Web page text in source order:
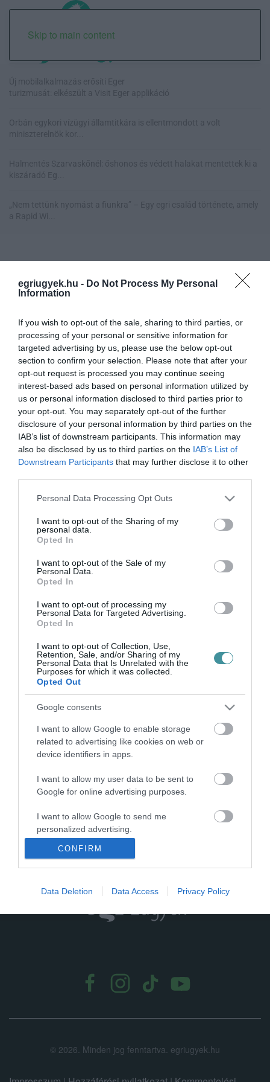
egriugyek.hu - Do Not Process My Personal
Information
If you wish to opt-out of the sale, sharing to third parties, or
processing of your personal or sensitive information for
targeted advertising by us, please use the below opt-out
section to confirm your selection. Please note that after your
opt-out request is processed you may continue seeing
interest-based ads based on personal information utilized by
us or personal information disclosed to third parties prior to
your opt-out. You may separately opt-out of the further
disclosure of your personal information by third parties on the
IAB’s list of downstream participants. This information may
also be disclosed by us to third parties on the IAB’s List of
Downstream Participants that may further disclose it to other
Please note that this website/app uses one or more Google
not limited to your visit or usage behaviour. You may click to
grant or deny consent to Google and its third-party tags to
use your data for below specified purposes in below Google
consent section.
Personal Data Processing Opt Outs
I want to opt-out of the Sharing of my
personal data.
Opted In
I want to opt-out of the Sale of my
Personal Data.
Opted In
I want to opt-out of processing my
Personal Data for Targeted Advertising.
Opted In
I want to opt-out of Collection, Use,
Retention, Sale, and/or Sharing of my
Personal Data that Is Unrelated with the
Purposes for which it was collected.
Opted Out
Google consents
I want to allow Google to enable storage
related to advertising like cookies on web or
device identifiers in apps.
I want to allow my user data to be sent to
Google for online advertising purposes.
I want to allow Google to send me
personalized advertising.
I want to allow Google to enable storage
related to analytics like cookies on web or
related to functionality of the website or app.
I want to allow Google to enable storage
related to security, including authentication
user protection.
CONFIRM
Data Deletion Data Access Privacy Policy
Skip to main content
Új mobilalkalmazás erősíti Eger
turizmusát: elkészült a Visit Eger applikáció
Orbán egykori vízügyi államtitkára is ellentmondott a volt
miniszterelnök kor...
Halmentés Szarvaskőnél: őshonos és védett halakat mentettek ki a
kiszáradó Eg...
„Nem tettünk nyomást a fiunkra” – Egy egri család története, amely
a Rapid Wi...
hotel flóra
TITOK, HOGY KI ÚJÍTJA FEL MÉSZÁROS LŐRINC EGRI
SZÁLLODÁJÁT A KÖZPÉNZMILLIÁRDOKBÓL
2021. május 07 |Eger ügye
Összesen 17,7 milliárd forintból újíthatja fel 14 vidéki szállodáját a
Mészáros Lőrinc érdekeltségébe tartozó Hunguest Hotels Zrt. A
cég a Magyar Turisztikai Ügynökség Kisfaludy-programjában ny...
MÉSZÁROS LŐRINC TÖBB ÁLLAMI PÉNZT KAPOTT AZ EGRI
HOTELJÜK FELÚJÍTÁSÁRA, MINT AZ EGRI ÖNKORMÁNYZAT A
DRASZTIKUS ADÓELVONÁSOK UTÁN
2021. május 08|Eger ügye
Ahogy azt mi is közöltük, a járvány kitörése óta a kormány olyan
veszélyeztette. Gépjá...
KÓSA LAJOSNAK EZ JUTOTT ESZÉBE ARRÓL, HOGY MÉSZÁROS
EGRI HOTELJE 2,8 MILLIÁRDOT, MÍG EGER 825 MILLIÓS ÁLLAMI
2021. május 11|Eger ügye
Ahogy arról korábban beszámoltunk, Mészáros Lőrinc cége 2,8
felújítására, miközben a járvány által sújtott város önkormányzata
és a lak...
ÚJ FÁKAT TELEPÍT EGERBEN A HUNGUEST HOTELS
2025. január 13| Csarnó Ákos |Eger ügye
A Hunguest Flóra évekig tartó, átfogó rekonstrukció és fejlesztés
után kívül-belül megújulva nyitotta meg ismét kapuit 2024
környezetére is kiterj...
EGER LEGENDÁS SZÁLLODÁJA MODERN KÖNTÖSBEN FOGADJA
VENDÉGEIT
| Csarnó Ákos |
Évekig tartó átfogó fejlesztés után tavaly decemberben nyitotta
meg újra kapuit Eger egyik legnagyobb szállodája, a Hunguest
szállodalán...
© 2026. Minden jog fenntartva. egriugyek.hu